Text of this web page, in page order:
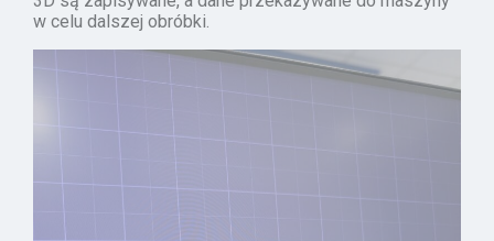
w celu dalszej obróbki.